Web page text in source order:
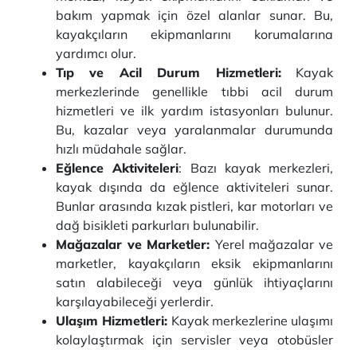
bakım yapmak için özel alanlar sunar. Bu,
kayakçıların ekipmanlarını korumalarına
yardımcı olur.
Tıp ve Acil Durum Hizmetleri:Kayak
merkezlerinde genellikle tıbbi acil durum
hizmetleri ve ilk yardım istasyonları bulunur.
Bu, kazalar veya yaralanmalar durumunda
hızlı müdahale sağlar.
Eğlence Aktiviteleri: Bazı kayak merkezleri,
kayak dışında da eğlence aktiviteleri sunar.
Bunlar arasında kızak pistleri, kar motorları ve
dağ bisikleti parkurları bulunabilir.
Mağazalar ve Marketler: Yerel mağazalar ve
marketler, kayakçıların eksik ekipmanlarını
satın alabileceği veya günlük ihtiyaçlarını
karşılayabileceği yerlerdir.
Ulaşım Hizmetleri: Kayak merkezlerine ulaşımı
kolaylaştırmak için servisler veya otobüsler